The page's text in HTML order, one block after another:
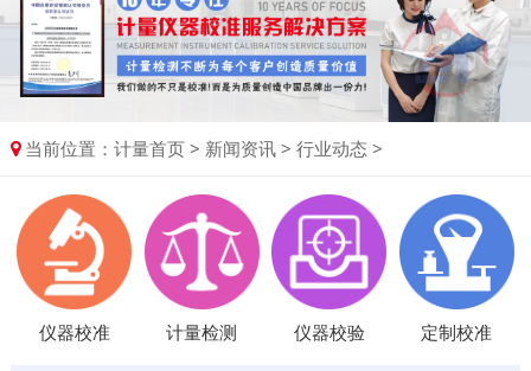
当前位置：计量首页 > 新闻资讯 >行业动态 >
仪器校准 计量检测 仪器校验 定制校准